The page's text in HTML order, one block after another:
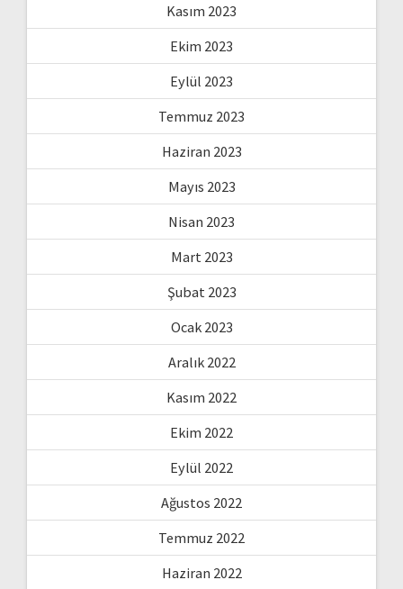
Kasım 2023
Ekim 2023
Eylül 2023
Temmuz 2023
Haziran 2023
Mayıs 2023
Nisan 2023
Mart 2023
Şubat 2023
Ocak 2023
Aralık 2022
Kasım 2022
Ekim 2022
Eylül 2022
Ağustos 2022
Temmuz 2022
Haziran 2022